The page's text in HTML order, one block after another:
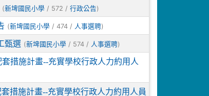
(新埤國民小學 / 572 / 行政公告)
(新埤國民小學 / 474 / 人事選聘)
甄選 (新埤國民小學 / 574 / 人事選聘)
措施計畫--充實學校行政人力約用人
措施計畫--充實學校行政人力約用人員